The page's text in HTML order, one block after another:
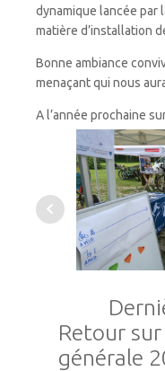
dynamique lancée par
matière d’installation
Bonne ambiance
menaçant qui nous
A l’année prochaine
Retour
générale